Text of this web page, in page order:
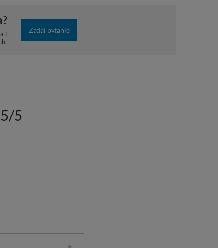
i
Zadaj pytanie
5/5